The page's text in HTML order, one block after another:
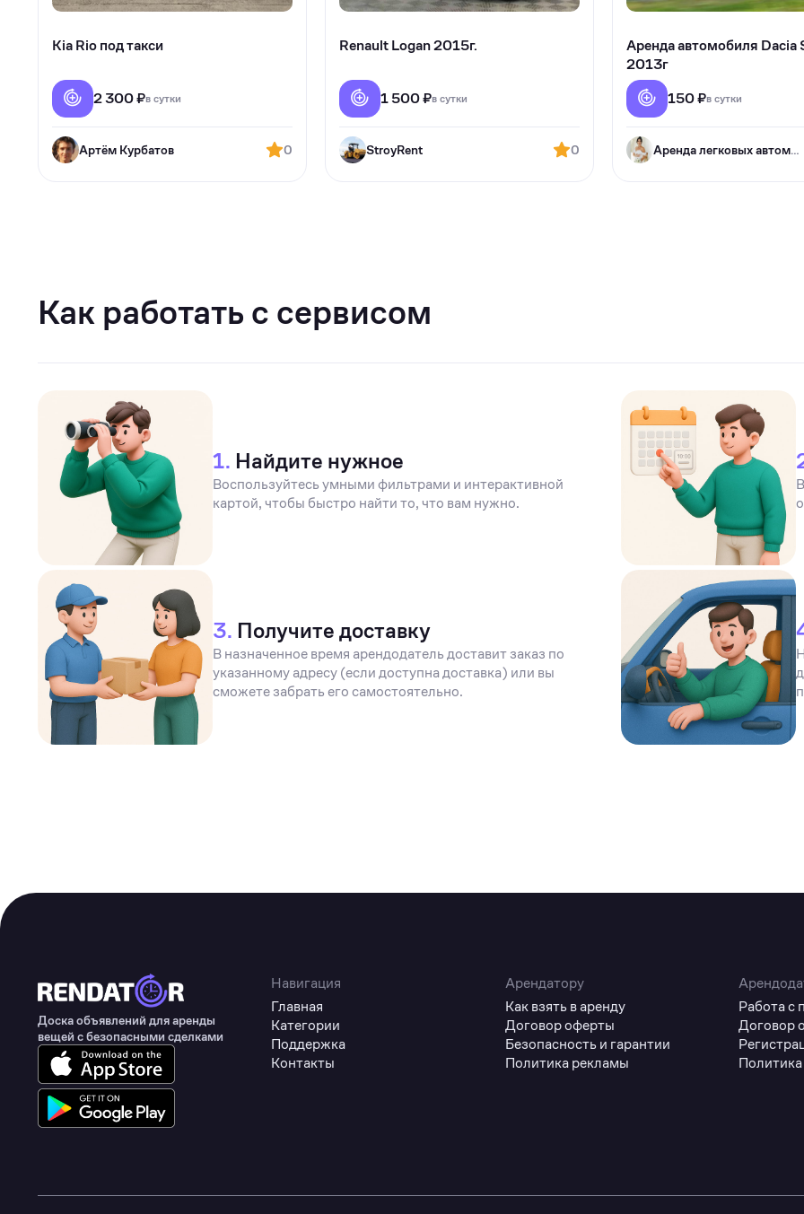
Kia Rio под такси
2 300 ₽в сутки
Артём Курбатов 0
Renault Logan 2015г.
1 500 ₽в сутки
StroyRent 0
Аренда автомобиля Dacia
2013г
150 ₽в сутки
Аренда легковых автомобилей
Как работать с сервисом
1. Найдите нужное
Воспользуйтесь умными фильтрами и интерактивной
картой, чтобы быстро найти то, что вам нужно.
3. Получите доставку
В назначенное время арендодатель доставит заказ по
указанному адресу (если доступна доставка) или вы
сможете забрать его самостоятельно.
Доска объявлений для аренды
вещей с безопасными сделками
Навигация
Главная
Категории
Поддержка
Контакты
Арендатору
Как взять в аренду
Договор оферты
Безопасность и гарантии
Политика рекламы
Работа с
Договор